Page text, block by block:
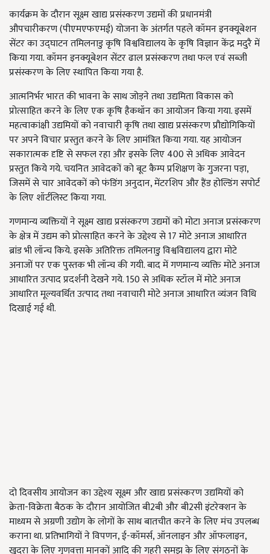
कार्यक्रम के दौरान सूक्ष्म खाद्य प्रसंस्करण उद्यमों की प्रधानमंत्री
औपचारीकरण (पीएमएफएमई) योजना के अंतर्गत पहले कॉमन इनक्यूबेशन
सेंटर का उद्घाटन तमिलनाडु कृषि विश्वविद्यालय के कृषि विज्ञान केंद्र मदुरै में
किया गया. कॉमन इनक्यूबेशन सेंटर ढाल प्रसंस्करण तथा फल एवं सब्जी
प्रसंस्करण के लिए स्थापित किया गया है.
आत्मनिर्भर भारत की भावना के साथ जोड़ने तथा उद्यमिता विकास को
प्रोत्साहित करने के लिए एक कृषि हैकथॉन का आयोजन किया गया. इसमें
महत्वाकांक्षी उद्यमियों को नवाचारी कृषि तथा खाद्य प्रसंस्करण प्रौद्योगिकियों
पर अपने विचार प्रस्तुत करने के लिए आमंत्रित किया गया. यह आयोजन
सकारात्मक दृष्टि से सफल रहा और इसके लिए 400 से अधिक आवेदन
प्रस्तुत किये गये. चयनित आवेदकों को बूट कैम्प प्रशिक्षण के गुजरना पड़ा,
जिसमें से चार आवेदकों को फंडिंग अनुदान, मेंटरशिप और हैंड होल्डिंग सपोर्ट
के लिए शॉर्टलिस्ट किया गया.
गणमान्य व्यक्तियों ने सूक्ष्म खाद्य प्रसंस्करण उद्यमों को मोटा अनाज प्रसंस्करण
के क्षेत्र में उद्यम को प्रोत्साहित करने के उद्देश्य से 17 मोटे अनाज आधारित
ब्रांड भी लॉन्च किये. इसके अतिरिक्त तमिलनाडु विश्वविद्यालय द्वारा मोटे
अनाजों पर एक पुस्तक भी लॉन्च की गयी. बाद में गणमान्य व्यक्ति मोटे अनाज
आधारित उत्पाद प्रदर्शनी देखने गये. 150 से अधिक स्टॉल में मोटे अनाज
आधारित मूल्यवर्धित उत्‍पाद तथा नवाचारी मोटे अनाज आधारित व्यंजन विधि
दिखाई गई थी.
दो दिवसीय आयोजन का उद्देश्य सूक्ष्म और खाद्य प्रसंस्करण उद्यमियों को
क्रेता-विक्रेता बैठक के दौरान आयोजित बी2बी और बी2सी इंटरेक्शन के
माध्यम से अग्रणी उद्योग के लोगों के साथ बातचीत करने के लिए मंच उपलब्ध
कराना था. प्रतिभागियों ने विपणन, ई-कॉमर्स, ऑनलाइन और ऑफलाइन,